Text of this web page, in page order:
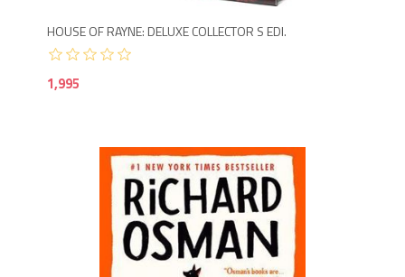
HOUSE OF RAYNE: DELUXE COLLECTOR S EDI.
1,995